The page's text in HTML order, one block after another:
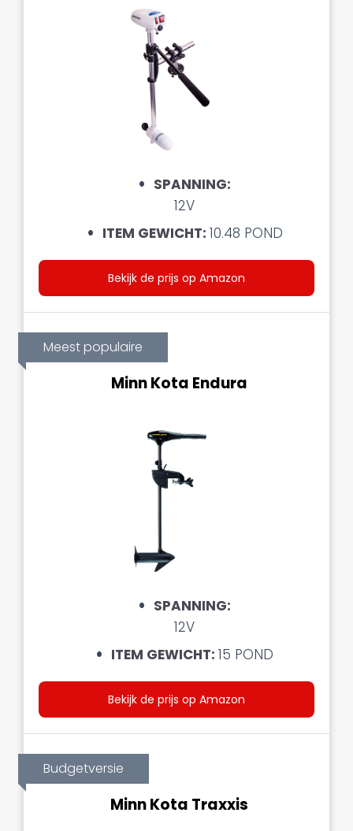
SPANNING:
12V
ITEM GEWICHT: 10.48 POND
Bekijk de prijs op Amazon
Meest populaire
Minn Kota Endura
SPANNING:
12V
ITEM GEWICHT: 15 POND
Bekijk de prijs op Amazon
Budgetversie
Minn Kota Traxxis